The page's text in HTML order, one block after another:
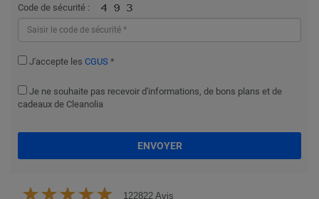
Code de sécurité :
J'accepte les CGUS *
Je ne souhaite pas recevoir d'informations, de bons plans et de
cadeaux de Cleanolia
ENVOYER
122822 Avis